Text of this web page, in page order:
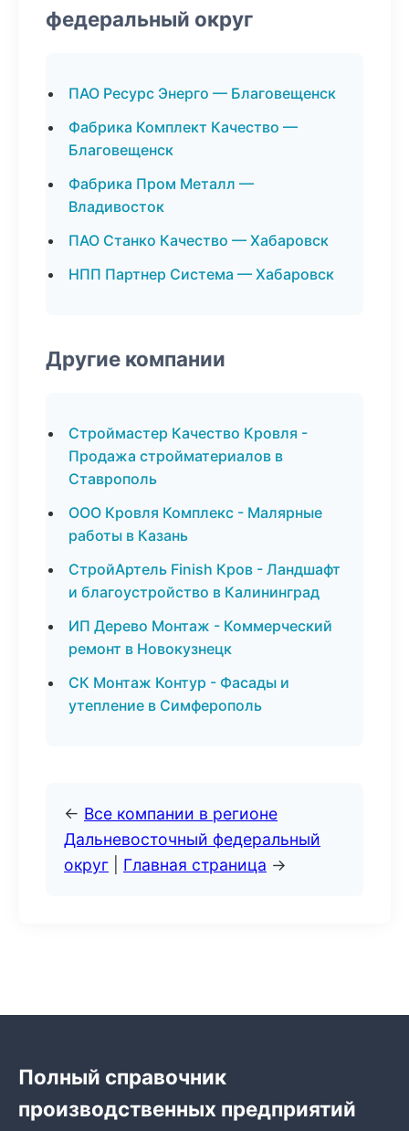
федеральный округ
ПАО Ресурс Энерго — Благовещенск
Фабрика Комплект Качество —
Благовещенск
Фабрика Пром Металл —
Владивосток
ПАО Станко Качество — Хабаровск
НПП Партнер Система — Хабаровск
Другие компании
Строймастер Качество Кровля -
Продажа стройматериалов в
Ставрополь
ООО Кровля Комплекс - Малярные
работы в Казань
СтройАртель Finish Кров - Ландшафт
и благоустройство в Калининград
ИП Дерево Монтаж - Коммерческий
ремонт в Новокузнецк
СК Монтаж Контур - Фасады и
утепление в Симферополь
← Все компании в регионе
Дальневосточный федеральный
округ
Главная страница →
Полный справочник
производственных предприятий